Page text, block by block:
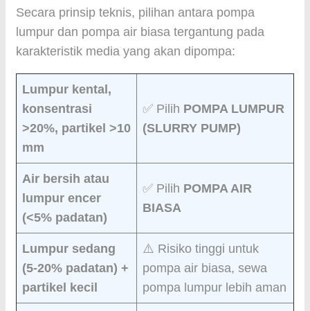
Secara prinsip teknis, pilihan antara pompa
lumpur dan pompa air biasa tergantung pada
karakteristik media yang akan dipompa:
Lumpur kental,
konsentrasi
>20%, partikel >10
mm
✅ Pilih POMPA LUMPUR
(SLURRY PUMP)
Air bersih atau
lumpur encer
(<5% padatan)
✅ Pilih POMPA AIR
BIASA
Lumpur sedang
(5-20% padatan) +
partikel kecil
⚠️ Risiko tinggi untuk
pompa air biasa, sewa
pompa lumpur lebih aman